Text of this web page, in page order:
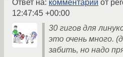
Ответ на: комментарий от
12:47:45 +00:00
30 гигов для
это очень много.
забить, но надо